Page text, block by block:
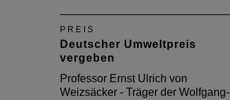
PREIS
Deutscher Umweltpreis
vergeben
Professor Ernst Ulrich von
Weizsäcker - Träger der Wolfgang-